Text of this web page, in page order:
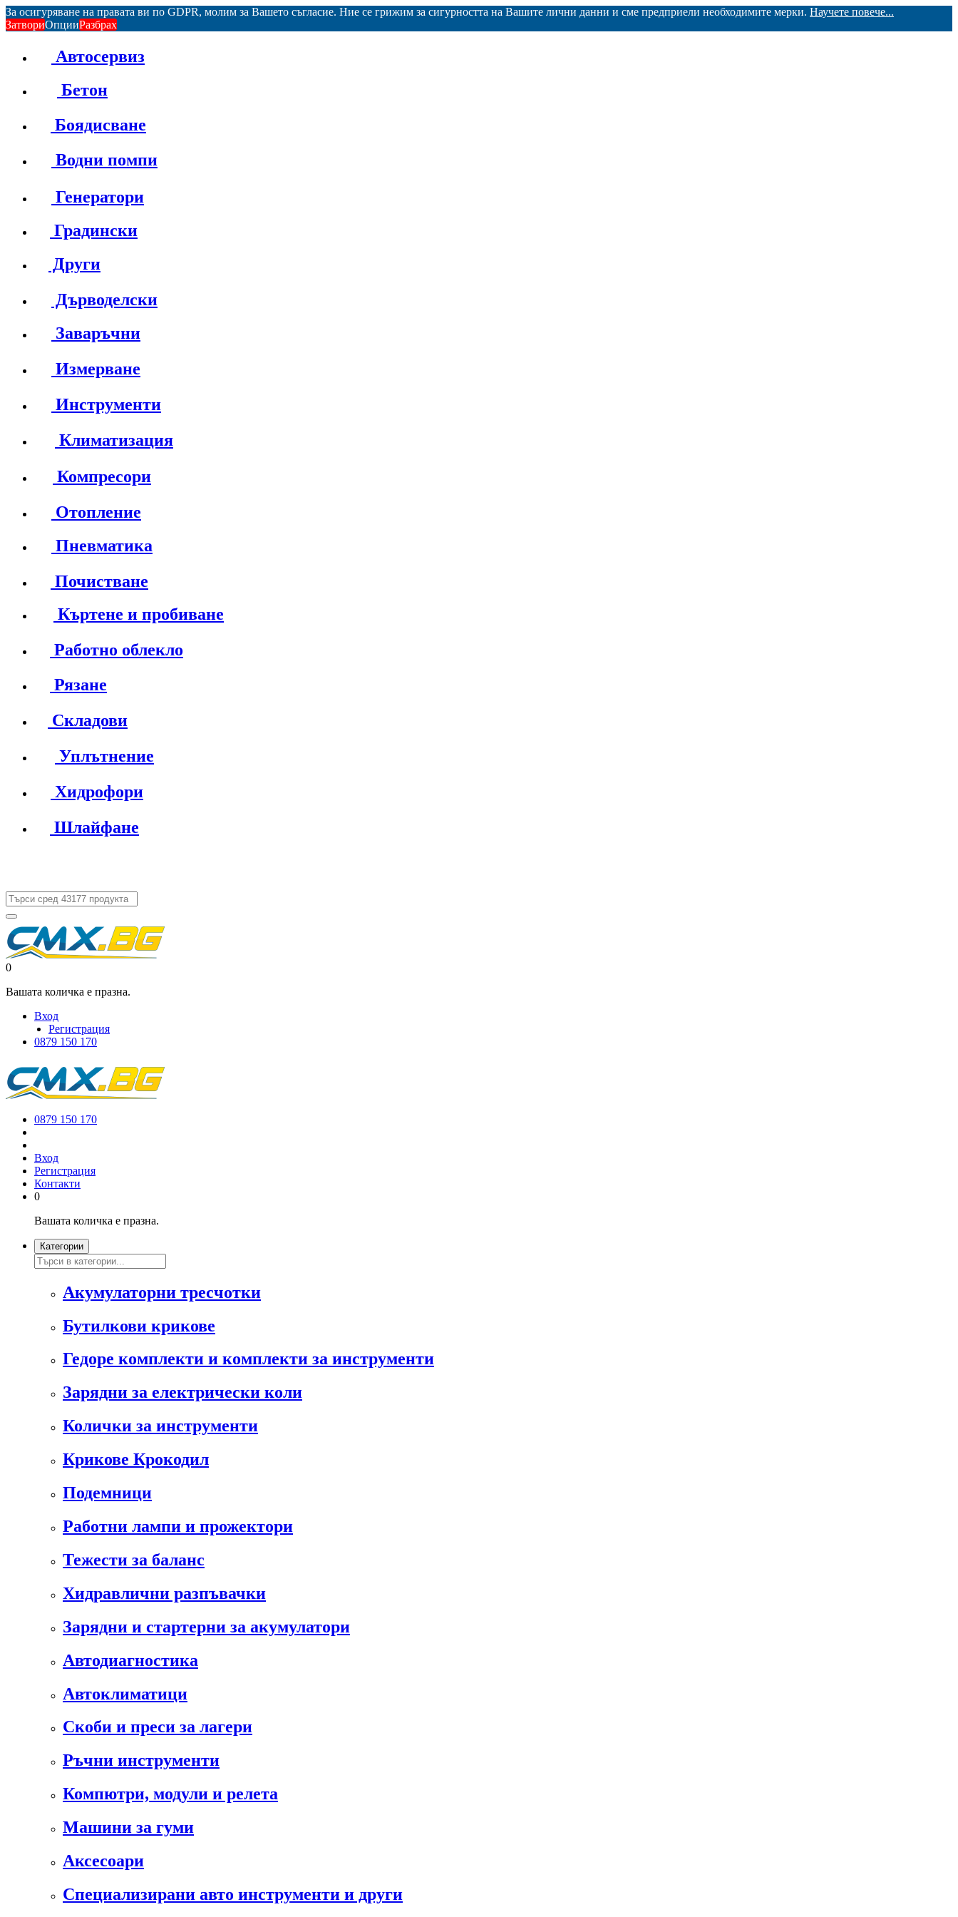
За осигуряване на правата ви по GDPR, молим за Вашето съгласие. Ние се грижим за сигурността на Вашите лични данни и сме предприели необходимите мерки. Научете повече...
ЗатвориОпцииРазбрах
Автосервиз
Бетон
Боядисване
Водни помпи
Генератори
Градински
Други
Дърводелски
Заваръчни
Измерване
Инструменти
Климатизация
Компресори
Отопление
Пневматика
Почистване
Къртене и пробиване
Работно облекло
Рязане
Складови
Уплътнение
Хидрофори
Шлайфане
0
Вашата количка е празна.
Вход
Регистрация
0879 150 170
0879 150 170
Вход
Регистрация
Контакти
0
Вашата количка е празна.
Категории
Акумулаторни тресчотки
Бутилкови крикове
Гедоре комплекти и комплекти за инструменти
Зарядни за електрически коли
Колички за инструменти
Крикове Крокодил
Подемници
Работни лампи и прожектори
Тежести за баланс
Хидравлични разпъвачки
Зарядни и стартерни за акумулатори
Автодиагностика
Автоклиматици
Скоби и преси за лагери
Ръчни инструменти
Компютри, модули и релета
Машини за гуми
Аксесоари
Специализирани авто инструменти и други